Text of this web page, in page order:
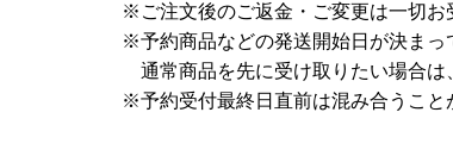
※ご注文後のご返金・ご変更は一切お
※予約商品などの発送開始日が決まっ
通常商品を先に受け取りたい場合は
※予約受付最終日直前は混み合うこと